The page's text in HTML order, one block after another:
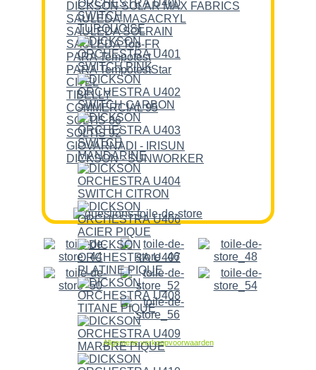
DICKSON SOLAR MAX FABRICS
SAULEDA MASACRYL
SAULEDA SOLRAIN
SAULEDA Top-FR
PARA Tempotest
PARA TempotestStar
CITEL
TIBELLY
COMMERCIAL 95
SOLTIS 86
SOLTIS 92
GIOVARNADI - IRISUN
DICKSON - SUNWORKER
Allgemene verkoopvoorwaarden